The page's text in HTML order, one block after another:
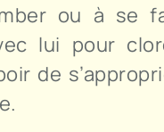
ou à se
lui pour
de